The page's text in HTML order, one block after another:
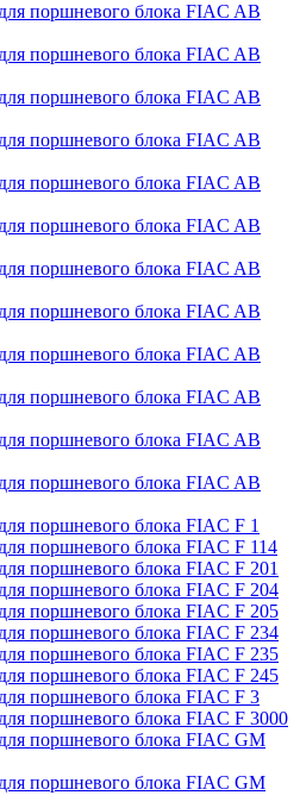
поршневого блока FIAC AB
поршневого блока FIAC AB
поршневого блока FIAC AB
поршневого блока FIAC AB
поршневого блока FIAC AB
поршневого блока FIAC AB
поршневого блока FIAC AB
поршневого блока FIAC AB
поршневого блока FIAC AB
поршневого блока FIAC AB
поршневого блока FIAC AB
поршневого блока FIAC AB
поршневого блока FIAC F 1
поршневого блока FIAC F 114
поршневого блока FIAC F 201
поршневого блока FIAC F 204
поршневого блока FIAC F 205
поршневого блока FIAC F 234
поршневого блока FIAC F 235
поршневого блока FIAC F 245
поршневого блока FIAC F 3
поршневого блока FIAC F 3000
поршневого блока FIAC GM
поршневого блока FIAC GM